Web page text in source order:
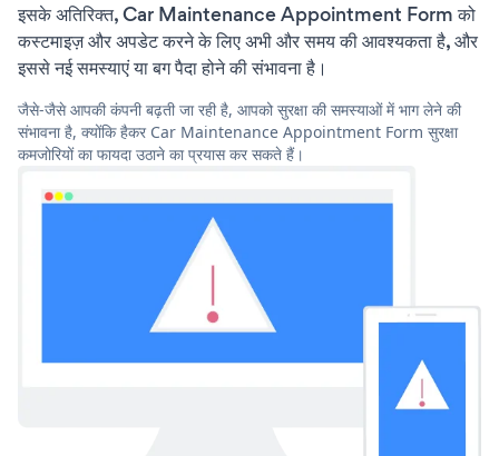
इसके अतिरिक्त, Car Maintenance Appointment Form को
कस्टमाइज़ और अपडेट करने के लिए अभी और समय की आवश्यकता है, और
इससे नई समस्याएं या बग पैदा होने की संभावना है।
जैसे-जैसे आपकी कंपनी बढ़ती जा रही है, आपको सुरक्षा की समस्याओं में भाग लेने की
संभावना है, क्योंकि हैकर Car Maintenance Appointment Form सुरक्षा
कमजोरियों का फायदा उठाने का प्रयास कर सकते हैं।